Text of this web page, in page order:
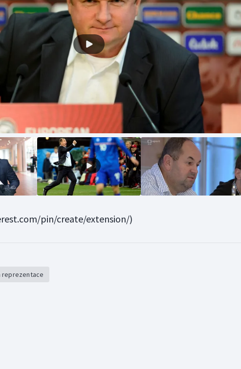
pin/create/extension/)
reprezentace